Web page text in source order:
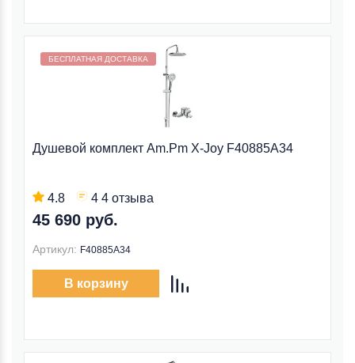
БЕСПЛАТНАЯ ДОСТАВКА
Душевой комплект Am.Pm X-Joy F40885A34
4.8 4 4 отзыва
45 690 руб.
Артикул: F40885A34
В корзину